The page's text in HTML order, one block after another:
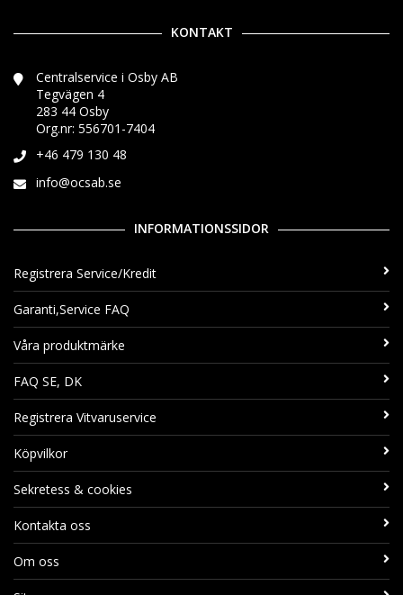
KONTAKT
Centralservice i Osby AB
Tegvägen 4
283 44 Osby
Org.nr: 556701-7404
+46 479 130 48
info@ocsab.se
INFORMATIONSSIDOR
Registrera Service/Kredit
Garanti,Service FAQ
Våra produktmärke
FAQ SE, DK
Registrera Vitvaruservice
Köpvilkor
Sekretess & cookies
Kontakta oss
Om oss